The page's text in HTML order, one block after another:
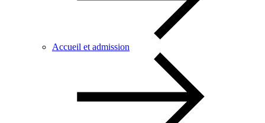
Accueil et admission